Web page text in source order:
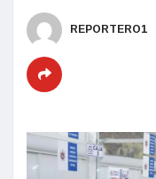
REPORTERO1